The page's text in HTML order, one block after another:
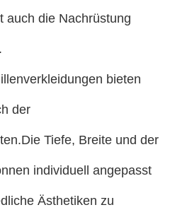
auch die Nachrüstung
bieten
der
Tiefe, Breite und der
individuell angepasst
Ästhetiken zu